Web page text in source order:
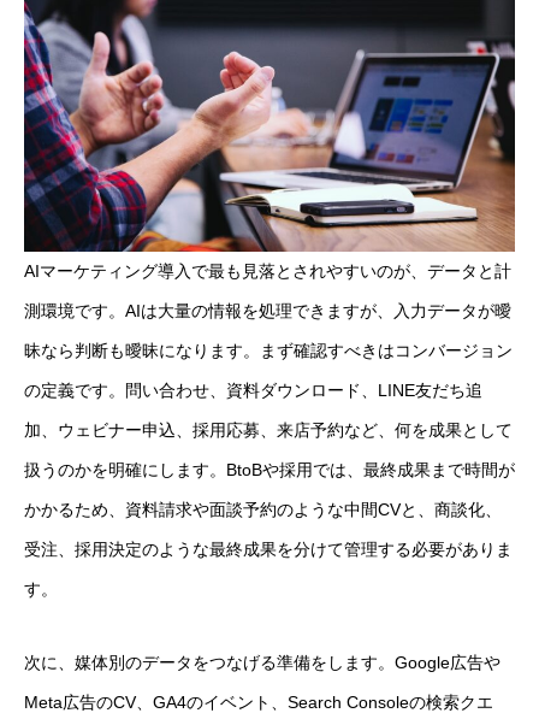
AIマーケティング導入で最も見落とされやすいのが、データと計
測環境です。AIは大量の情報を処理できますが、入力データが曖
昧なら判断も曖昧になります。まず確認すべきはコンバージョン
の定義です。問い合わせ、資料ダウンロード、LINE友だち追
加、ウェビナー申込、採用応募、来店予約など、何を成果として
扱うのかを明確にします。BtoBや採用では、最終成果まで時間が
かかるため、資料請求や面談予約のような中間CVと、商談化、
受注、採用決定のような最終成果を分けて管理する必要がありま
す。
次に、媒体別のデータをつなげる準備をします。Google広告や
Meta広告のCV、GA4のイベント、Search Consoleの検索クエ